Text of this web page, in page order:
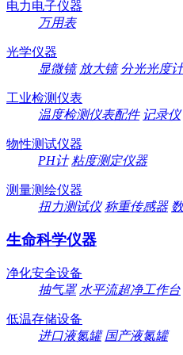
电力电子仪器
万用表
光学仪器
显微镜 放大镜 分光光度计
工业检测仪表
温度检测仪表配件 记录仪
物性测试仪器
PH计 粘度测定仪器
测量测绘仪器
扭力测试仪 称重传感器
生命科学仪器
净化安全设备
抽气罩 水平流超净工作台
低温存储设备
进口液氮罐 国产液氮罐